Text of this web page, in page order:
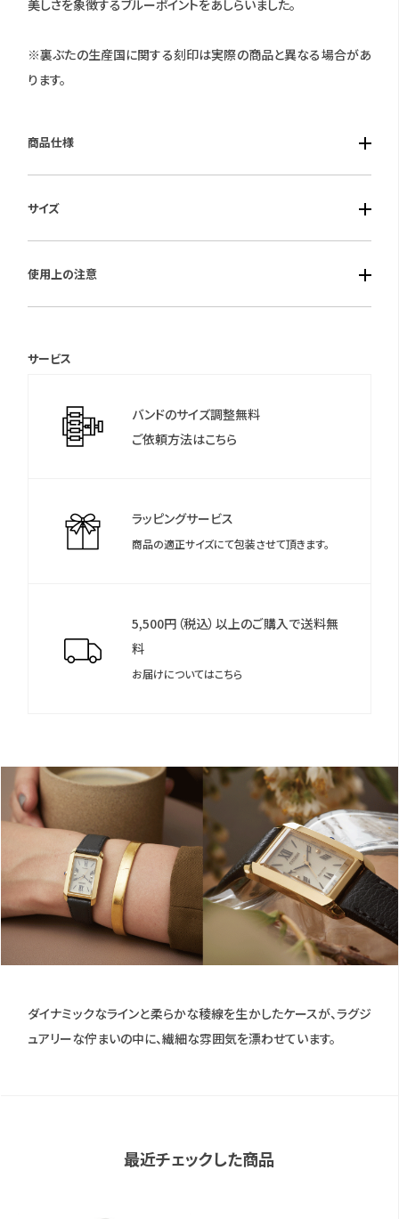
美しさを象徴するブルーポイントをあしらいました。
※裏ぶたの生産国に関する刻印は実際の商品と異なる場合があ
ります。
商品仕様
■風防素材：カーブカットサファイアガラス
■バンド素材：合成皮革【植物由来(リンゴ)】
充電警告機能・過充電防止機能・フル充電時約7ヶ月可動・5気圧
防水
サイズ
■重さ：27g
使用上の注意
＊シチズンのウェブサイトより「MY CITIZEN」にお買い上げの腕時
利用いただけます。
サービス
バンドのサイズ調整無料
ご依頼方法はこちら
ラッピングサービス
商品の適正サイズにて包装させて頂きます。
5,500円（税込）以上のご購入で送料無
料
お届けについてはこちら
ダイナミックなラインと柔らかな稜線を生かしたケースが、ラグジ
ュアリーな佇まいの中に、繊細な雰囲気を漂わせています。
最近チェックした商品